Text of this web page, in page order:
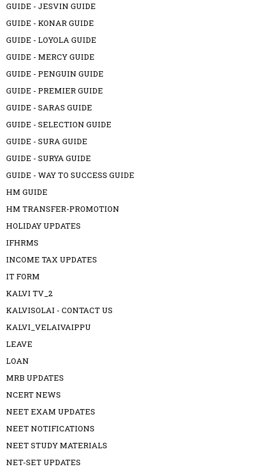
GUIDE - JESVIN GUIDE
GUIDE - KONAR GUIDE
GUIDE - LOYOLA GUIDE
GUIDE - MERCY GUIDE
GUIDE - PENGUIN GUIDE
GUIDE - PREMIER GUIDE
GUIDE - SARAS GUIDE
GUIDE - SELECTION GUIDE
GUIDE - SURA GUIDE
GUIDE - SURYA GUIDE
GUIDE - WAY TO SUCCESS GUIDE
HM GUIDE
HM TRANSFER-PROMOTION
HOLIDAY UPDATES
IFHRMS
INCOME TAX UPDATES
IT FORM
KALVI TV_2
KALVISOLAI - CONTACT US
KALVI_VELAIVAIPPU
LEAVE
LOAN
MRB UPDATES
NCERT NEWS
NEET EXAM UPDATES
NEET NOTIFICATIONS
NEET STUDY MATERIALS
NET-SET UPDATES